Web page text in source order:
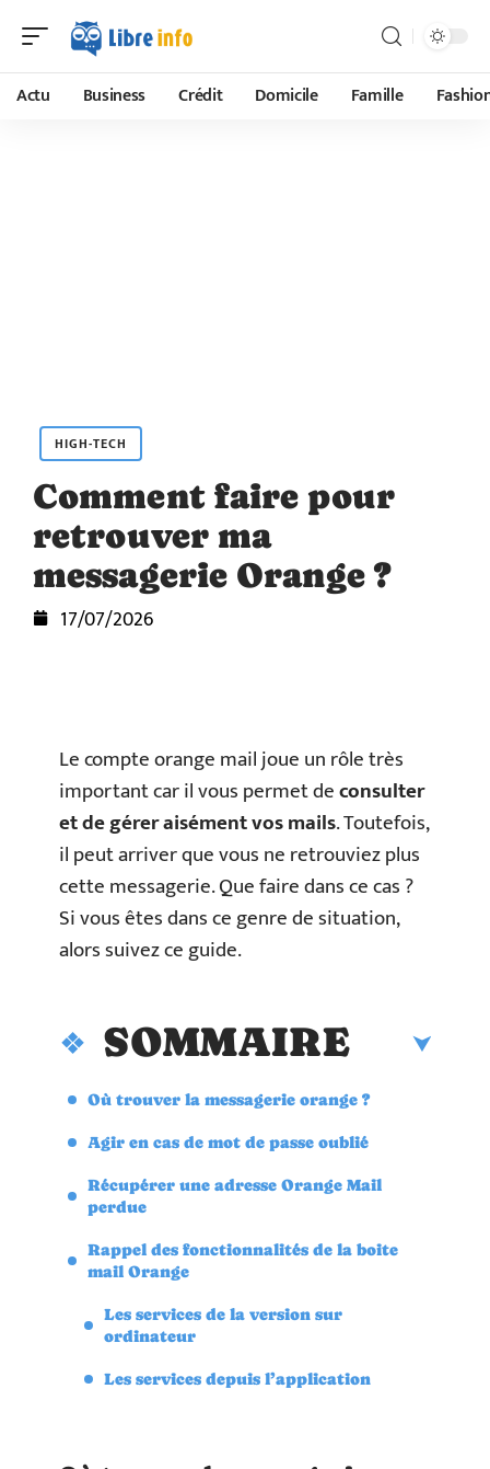
Actu Business Crédit Domicile Famille
HIGH-TECH
Comment faire pour
retrouver ma
messagerie Orange ?
17/07/2026
Le compte orange mail joue un rôle très
important car il vous permet deconsulter
et de gérer aisément vos mails. Toutefois,
il peut arriver que vous ne retrouviez plus
cette messagerie. Que faire dans ce cas ?
Si vous êtes dans ce genre de situation,
alors suivez ce guide.
SOMMAIRE
Où trouver la messagerie orange ?
Agir en cas de mot de passe oublié
Récupérer une adresse Orange Mail
perdue
Rappel des fonctionnalités de la boite
mail Orange
Les services de la version sur
ordinateur
Les services depuis l’application